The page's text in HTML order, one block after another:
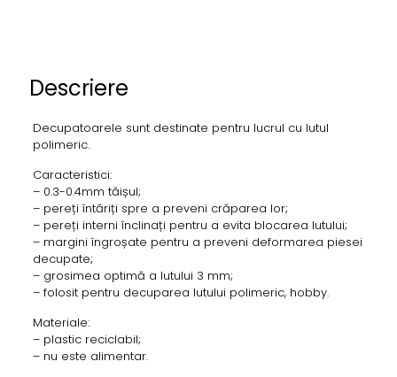
Descriere
Decupatoarele sunt destinate pentru lucrul cu lutul
polimeric.
Caracteristici:
– 0.3-0.4mm tăișul;
– pereți întăriți spre a preveni crăparea lor;
– pereți interni înclinați pentru a evita blocarea lutului;
– margini îngroșate pentru a preveni deformarea piesei
decupate;
– grosimea optimă a lutului 3 mm;
– folosit pentru decuparea lutului polimeric, hobby.
Materiale:
– plastic reciclabil;
– nu este alimentar.